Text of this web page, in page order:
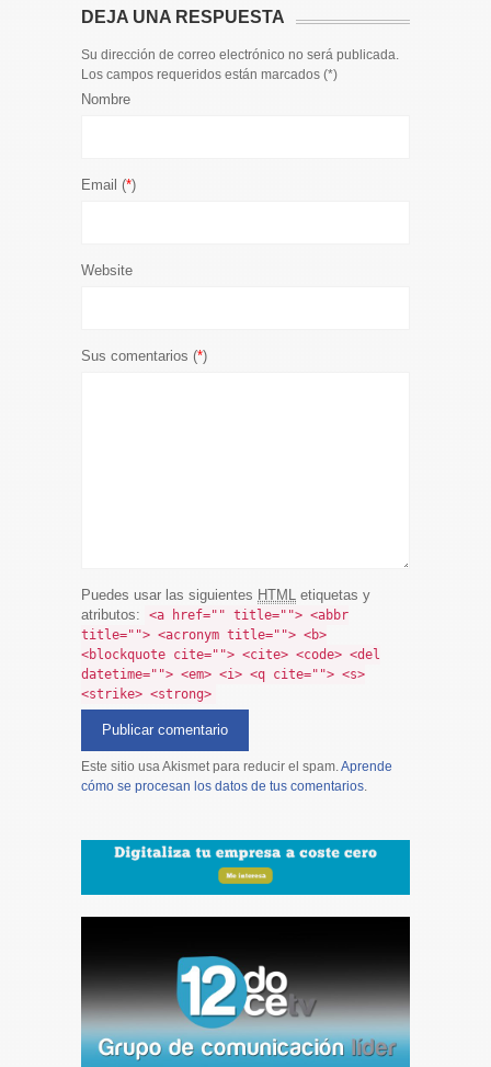
DEJA UNA RESPUESTA
Su dirección de correo electrónico no será publicada.
Los campos requeridos están marcados (*)
Nombre
Email (*)
Website
Sus comentarios (*)
Puedes usar las siguientes HTML etiquetas y
atributos:
<a href="" title=""> <abbr
title=""> <acronym title=""> <b>
<blockquote cite=""> <cite> <code> <del
datetime=""> <em> <i> <q cite=""> <s>
<strike> <strong>
Este sitio usa Akismet para reducir el spam.Aprende
cómo se procesan los datos de tus comentarios.